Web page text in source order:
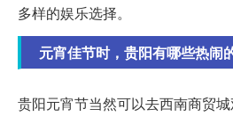
多样的娱乐选择。
元宵佳节时，贵阳有哪些热闹
贵阳元宵节当然可以去西南商贸